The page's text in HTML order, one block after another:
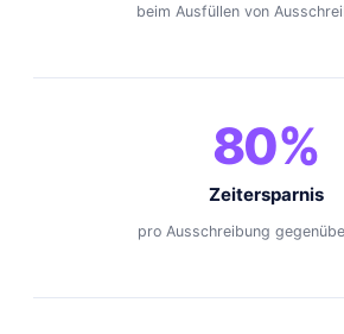
beim Ausfüllen von
80%
Zeitersparnis
pro Ausschreibung